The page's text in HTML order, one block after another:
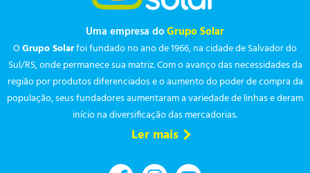
Uma empresa doGrupo Solar
OGrupo Solarfoi fundado no ano de 1966, na cidade de Salvador do
Sul/RS, onde permanece sua matriz. Com o avanço das necessidades da
região por produtos diferenciados e o aumento do poder de compra da
população, seus fundadores aumentaram a variedade de linhas e deram
início na diversificação das mercadorias.
Ler mais